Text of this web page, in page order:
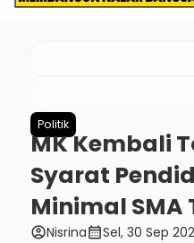
Politik
MK Kembali
Syarat
Minimal SMA
account_circleNisrinacalendar_monthSel, 30 Sep